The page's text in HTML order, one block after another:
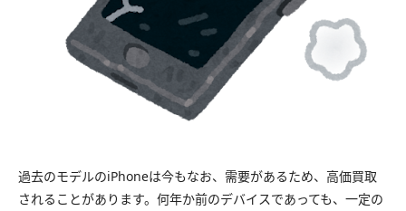
過去のモデルのiPhoneは今もなお、需要があるため、高価買取
されることがあります。何年か前のデバイスであっても、一定の